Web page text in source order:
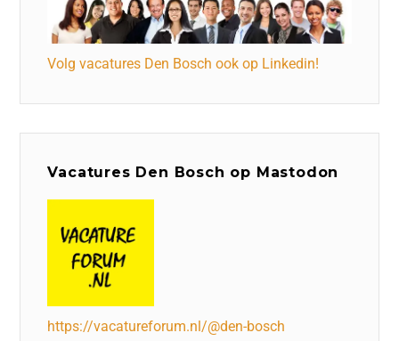
Volg vacatures Den Bosch ook op Linkedin!
Vacatures Den Bosch op Mastodon
https://vacatureforum.nl/@den-bosch